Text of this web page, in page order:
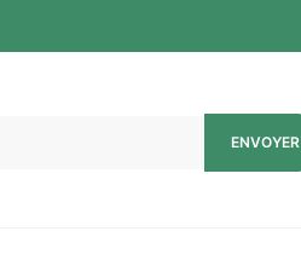
ENVOYER